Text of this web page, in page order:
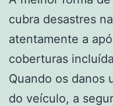
cubra desastres
atentamente a
coberturas
Quando os danos
do veículo, a